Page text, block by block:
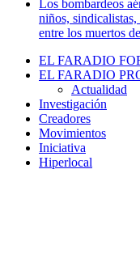
Los bombardeos
niños,
entre los muertos
EL FARADIO
EL FARADIO
Actualidad
Investigación
Creadores
Movimientos
Iniciativa
Hiperlocal